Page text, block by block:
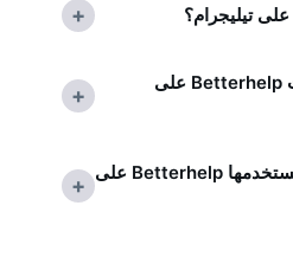
+
أين يمكنني رؤية إعلانات Betterhelp على
+
ما صيغ الإعلانات التي تستخدمها Betterhelp على
+